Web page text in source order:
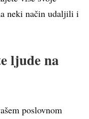
neki način udaljili i
ljude na
poslovnom